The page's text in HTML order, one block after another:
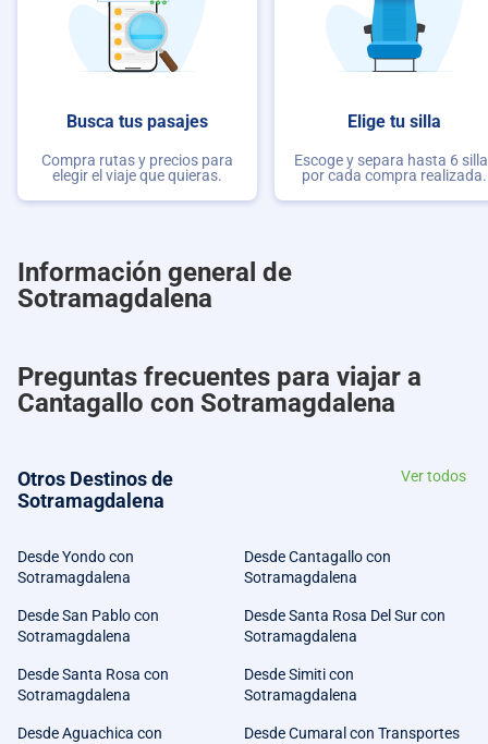
Busca tus pasajes
Compra rutas y precios para
elegir el viaje que quieras.
Elige tu silla
Escoge y separa hasta 6
por cada compra realizada.
Información general de
Sotramagdalena
Preguntas frecuentes para viajar a
Cantagallo con Sotramagdalena
Otros Destinos de
Sotramagdalena
Ver todos
Desde Yondo con
Sotramagdalena
Desde Cantagallo con
Sotramagdalena
Desde San Pablo con
Sotramagdalena
Desde Santa Rosa Del Sur con
Sotramagdalena
Desde Santa Rosa con
Sotramagdalena
Desde Simiti con
Sotramagdalena
Desde Aguachica con
Desde Cumaral con Transportes